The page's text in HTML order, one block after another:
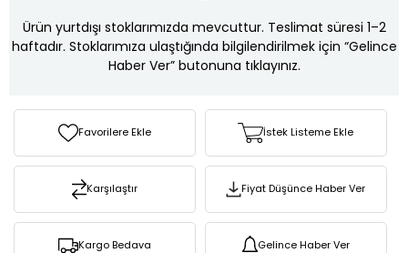
Ürün yurtdışı stoklarımızda mevcuttur. Teslimat süresi 1–2
haftadır. Stoklarımıza ulaştığında bilgilendirilmek için “Gelince
Haber Ver” butonuna tıklayınız.
Favorilere Ekle İstek Listeme Ekle
Karşılaştır Fiyat Düşünce Haber Ver
Kargo Bedava Gelince Haber Ver